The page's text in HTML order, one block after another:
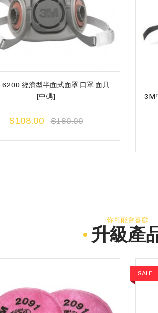
經濟型半面式面罩 口罩 面具
[中碼]
$108.00 $160.00
你可能會喜歡
升級產
SALE